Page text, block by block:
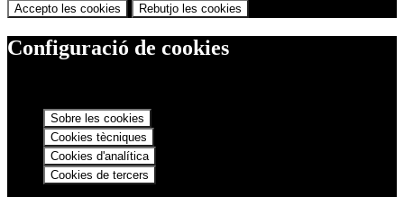
Accepto les cookies Rebutjo les cookies
Configuració de cookies
Sobre les cookies
Cookies tècniques
Cookies d'analítica
Cookies de tercers